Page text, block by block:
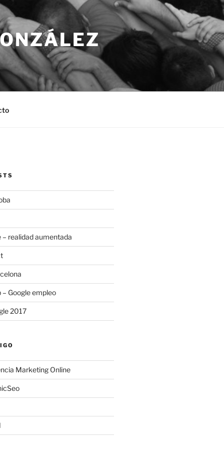
– realidad aumentada
– Google empleo
2017
Marketing Online